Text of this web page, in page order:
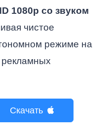
1080p со звуком
чистое
режиме на
Скачать